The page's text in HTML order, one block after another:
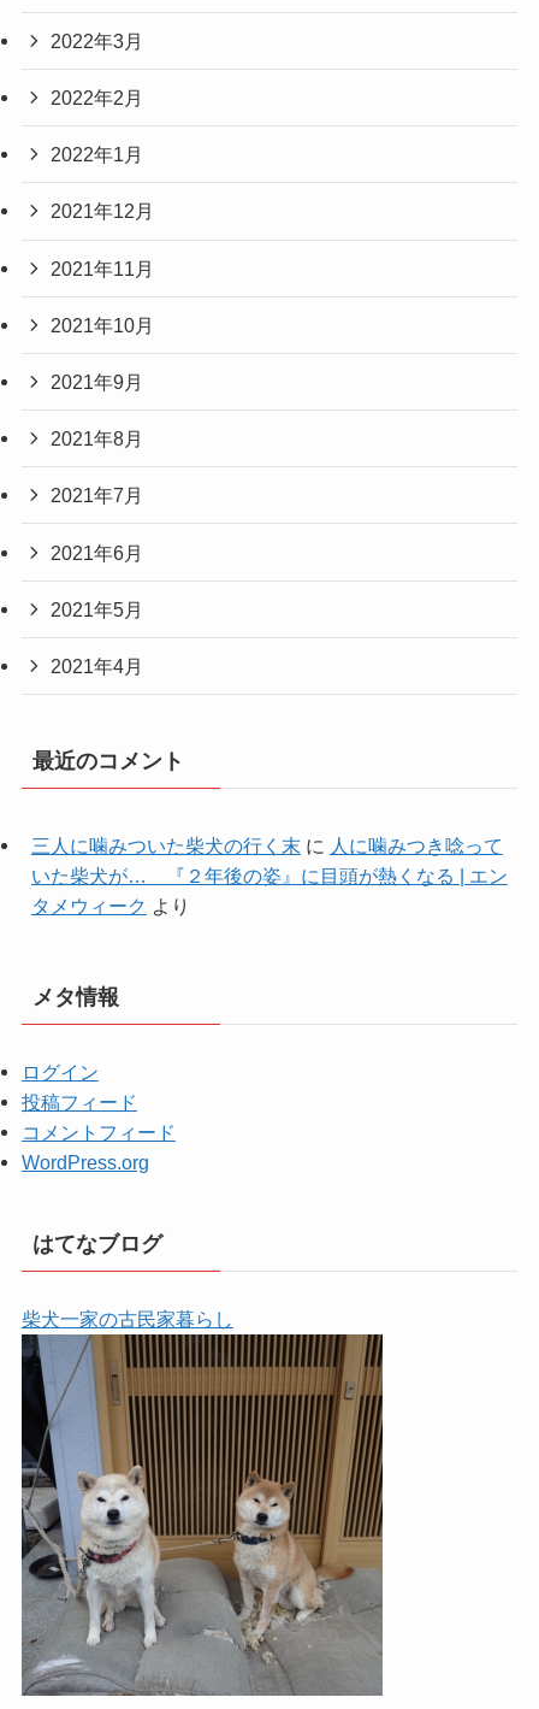
2022年3月
2022年2月
2022年1月
2021年12月
2021年11月
2021年10月
2021年9月
2021年8月
2021年7月
2021年6月
2021年5月
2021年4月
最近のコメント
三人に噛みついた柴犬の行く末 に 人に噛みつき唸って
いた柴犬が… 『２年後の姿』に目頭が熱くなる | エン
タメウィーク より
メタ情報
ログイン
投稿フィード
コメントフィード
WordPress.org
はてなブログ
柴犬一家の古民家暮らし